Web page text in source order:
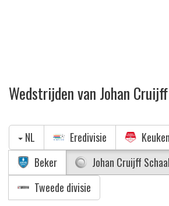
Wedstrijden van Johan
NL Eredivisie
Beker
Johan Cruijff Schaal
Tweede divisie